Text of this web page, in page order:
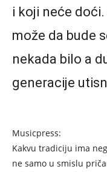
i koji neće
može da bude
nekada bilo a
generacije
Musicpress:
Kakvu tradiciju ima
ne samo u smislu